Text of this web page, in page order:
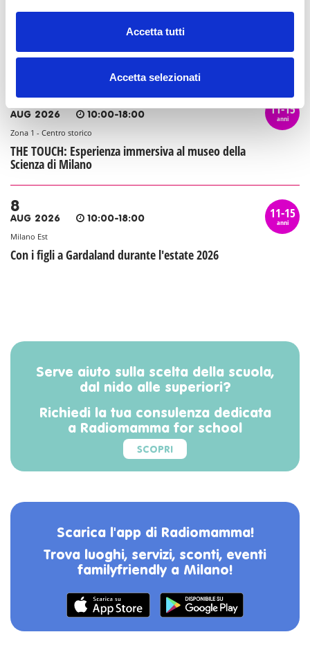
Accetta tutti
Accetta selezionati
8
Jurassic World the experience a MilanoSesto
11-15
8
AUG 2026 10:00-18:00
Zona 1 - Centro storico
THE TOUCH: Esperienza immersiva al museo della
Scienza di Milano
11-15
anni
8
AUG 2026 10:00-18:00
Milano Est
Con i figli a Gardaland durante l'estate 2026
11-15
anni
Serve aiuto sulla scelta della scuola,
dal nido alle superiori?
Richiedi la tua consulenza dedicata
a Radiomamma for school
SCOPRI
Scarica l'app di Radiomamma!
Trova luoghi, servizi, sconti, eventi
familyfriendly a Milano!